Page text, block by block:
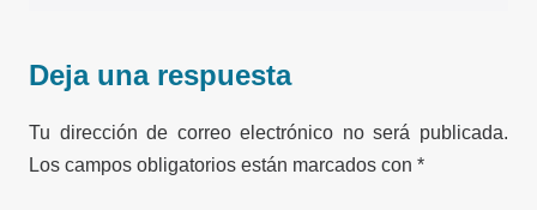
Deja una respuesta
Tu dirección de correo electrónico no será publicada.
Los campos obligatorios están marcados con*